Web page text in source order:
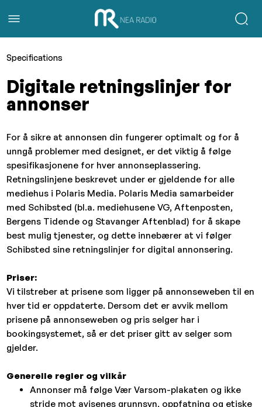
Specifications
Digitale retningslinjer for
annonser
For å sikre at annonsen din fungerer optimalt og for å
unngå problemer med designet, er det viktig å følge
spesifikasjonene for hver annonseplassering.
Retningslinjene beskrevet under er gjeldende for alle
mediehus i Polaris Media. Polaris Media samarbeider
med Schibsted (bl.a. mediehusene VG, Aftenposten,
Bergens Tidende og Stavanger Aftenblad) for å skape
best mulig tjenester, og dette innebærer at vi følger
Schibsted sine retningslinjer for digital annonsering.
Priser:
Vi tilstreber at prisene som ligger på annonseweben til en
hver tid er oppdaterte. Dersom det er avvik mellom
prisene på annonseweben og pris selger har i
bookingsystemet, så er det priser gitt av selger som
gjelder.
Generelle regler og vilkår
Annonser må følge Vær Varsom-plakaten og ikke
stride mot avisenes grunnsyn, oppfatning og etiske